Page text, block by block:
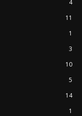
4
11
1
3
10
5
14
1